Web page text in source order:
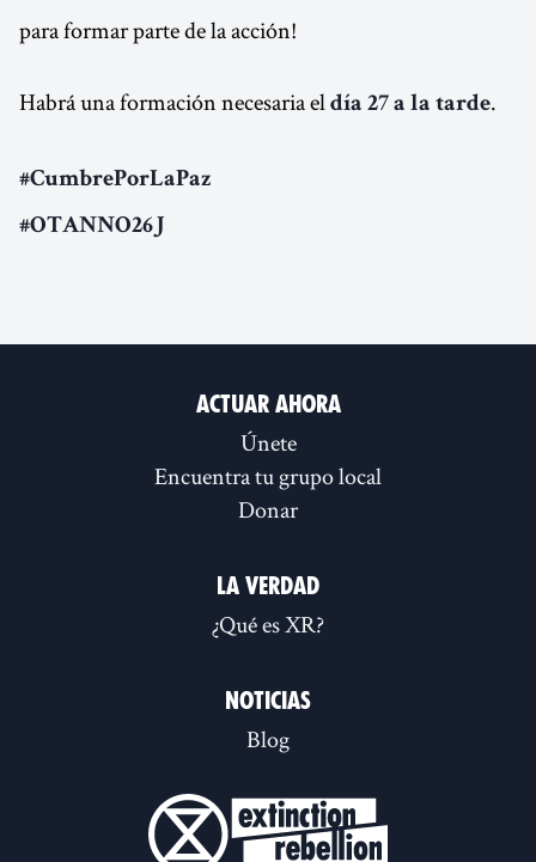
para formar parte de la acción!
Habrá una formación necesaria el día 27 a la tarde.
#CumbrePorLaPaz
#OTANNO26J
Actuar ahora
Únete
Encuentra tu grupo local
Donar
La verdad
¿Qué es XR?
Noticias
Blog